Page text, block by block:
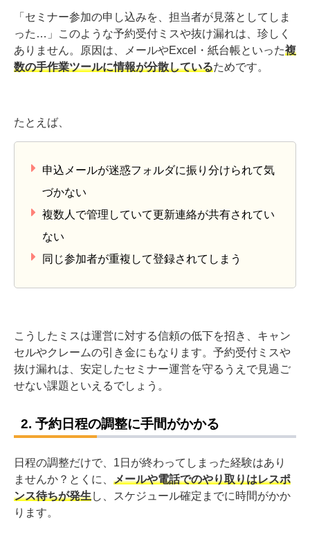
「セミナー参加の申し込みを、担当者が見落としてしま
った…」このような予約受付ミスや抜け漏れは、珍しく
ありません。原因は、メールやExcel・紙台帳といった複
数の手作業ツールに情報が分散しているためです。
たとえば、
申込メールが迷惑フォルダに振り分けられて気
づかない
複数人で管理していて更新連絡が共有されてい
ない
同じ参加者が重複して登録されてしまう
こうしたミスは運営に対する信頼の低下を招き、キャン
セルやクレームの引き金にもなります。予約受付ミスや
抜け漏れは、安定したセミナー運営を守るうえで見過ご
せない課題といえるでしょう。
2. 予約日程の調整に手間がかかる
日程の調整だけで、1日が終わってしまった経験はあり
ませんか？とくに、 メールや電話でのやり取りはレスポ
ンス待ちが発生し、スケジュール確定までに時間がかか
ります。